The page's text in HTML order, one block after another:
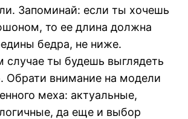
Запоминай: если ты хочешь
то ее длина должна
бедра, не ниже.
случае ты будешь выглядеть
Обрати внимание на модели
меха: актуальные,
да еще и выбор